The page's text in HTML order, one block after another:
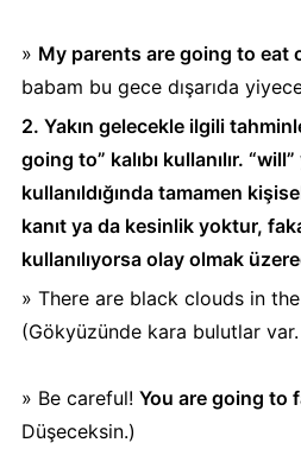
» My parents are going to eat
babam bu gece dışarıda
2. Yakın gelecekle ilgili
going to” kalıbı kullanılır.
kullanıldığında tamamen
kanıt ya da kesinlik yoktur,
kullanılıyorsa olay olmak
» There are black clouds in
(Gökyüzünde kara bulutlar
» Be careful! You are going to
Düşeceksin.)